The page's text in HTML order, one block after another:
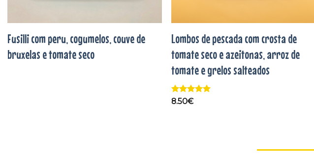
Fusilli com peru, cogumelos, couve de
bruxelas e tomate seco
Lombos de pescada com crosta de
tomate seco e azeitonas, arroz de
tomate e grelos salteados
Avaliação
8.50€